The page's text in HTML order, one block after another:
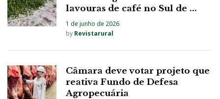
lavouras de café no Sul de ...
1 de junho de 2026
by Revistarural
Câmara deve votar projeto que
reativa Fundo de Defesa
Agropecuária